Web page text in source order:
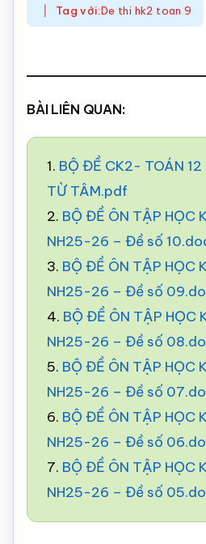
Tag với:De thi hk2 toan 9
BÀI LIÊN QUAN:
1. BỘ ĐỀ CK2- TOÁN
TỪ TÂM.pdf
2. BỘ ĐỀ ÔN TẬP HỌC
NH25-26 – Đề số
3. BỘ ĐỀ ÔN TẬP HỌC
NH25-26 – Đề số
4. BỘ ĐỀ ÔN TẬP HỌC
NH25-26 – Đề số
5. BỘ ĐỀ ÔN TẬP HỌC
NH25-26 – Đề số
6. BỘ ĐỀ ÔN TẬP HỌC
NH25-26 – Đề số
7. BỘ ĐỀ ÔN TẬP HỌC
NH25-26 – Đề số